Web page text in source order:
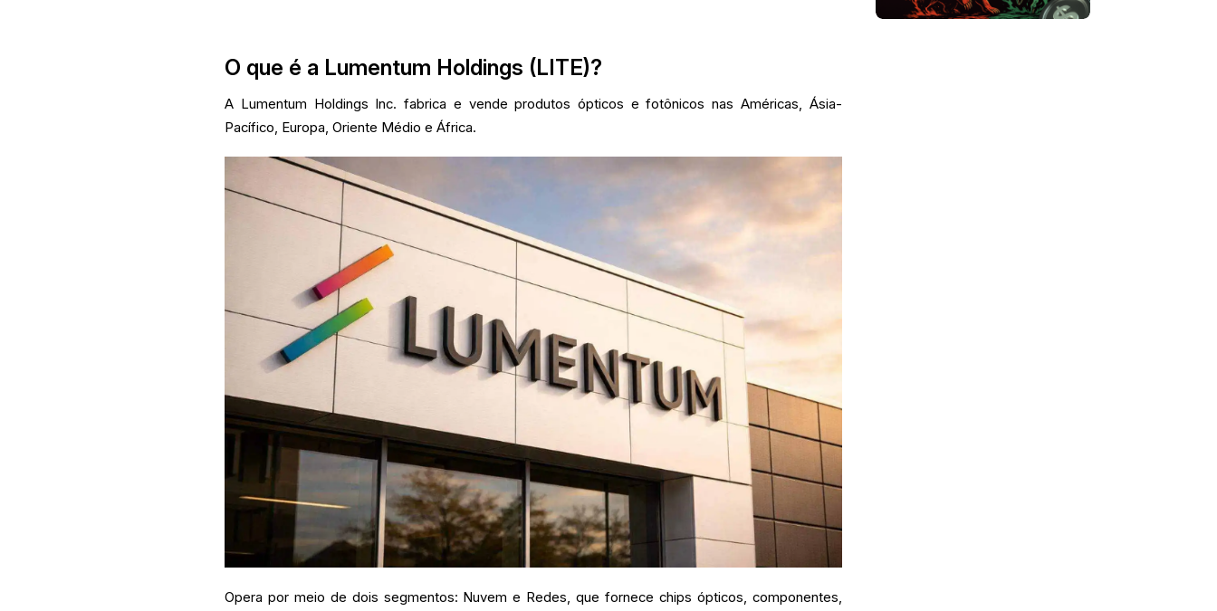
O que é a Lumentum Holdings (LITE)?
A Lumentum Holdings Inc. fabrica e vende produtos ópticos e fotônicos nas Américas, Ásia-
Pacífico, Europa, Oriente Médio e África.
Opera por meio de dois segmentos: Nuvem e Redes, que fornece chips ópticos, componentes,